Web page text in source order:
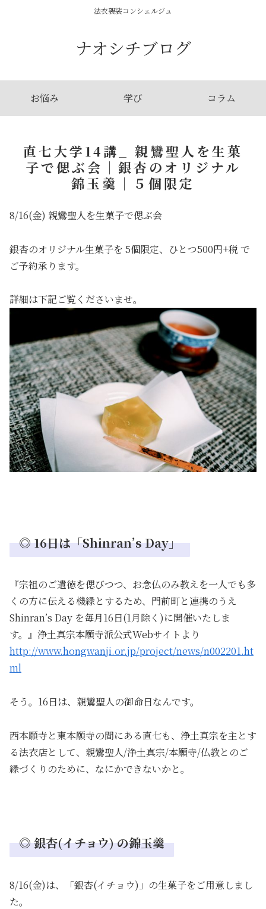
法衣袈裟コンシェルジュ
ナオシチブログ
お悩み 学び コラム
直七大学14講_ 親鸞聖人を生菓
子で偲ぶ会｜銀杏のオリジナル
錦玉羹｜５個限定
8/16(金) 親鸞聖人を生菓子で偲ぶ会
銀杏のオリジナル生菓子を 5個限定、ひとつ500円+税 で
ご予約承ります。
詳細は下記ご覧くださいませ。
◎ 16日は「Shinran’s Day」
『宗祖のご遺徳を偲びつつ、お念仏のみ教えを一人でも多
くの方に伝える機縁とするため、門前町と連携のうえ
Shinran’s Day を毎月16日(1月除く)に開催いたしま
す。』浄土真宗本願寺派公式Webサイトより
http://www.hongwanji.or.jp/project/news/n002201.ht
ml
そう。16日は、親鸞聖人の御命日なんです。
西本願寺と東本願寺の間にある直七も、浄土真宗を主とす
る法衣店として、親鸞聖人/浄土真宗/本願寺/仏教とのご
縁づくりのために、なにかできないかと。
◎ 銀杏(イチョウ) の錦玉羹
8/16(金)は、「銀杏(イチョウ)」の生菓子をご用意しまし
た。